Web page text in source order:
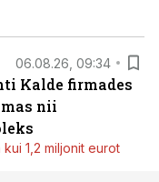
06.08.26, 09:34
Kalde firmades
nii
1,2 miljonit eurot